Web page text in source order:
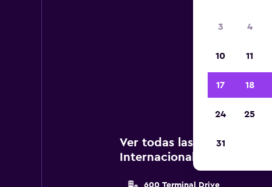
A
Ver todas las agencias de
Internacional de Louisville
600 Terminal Drive
3 4
10 11
17 18
24 25
31